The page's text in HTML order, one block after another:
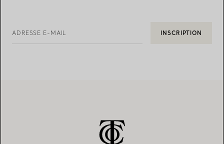
ADRESSE E-MAIL INSCRIPTION